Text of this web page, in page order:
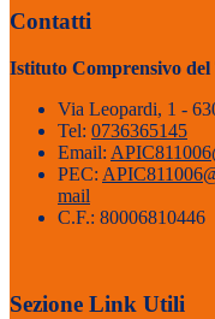
Contatti
Istituto Comprensivo
Via Leopardi, 1 -
Tel: 0736365145
Email:
PEC:
mail
C.F.: 80006810446
Sezione Link Utili